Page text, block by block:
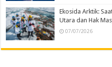
Ekosida Arktik:
Utara dan Hak
07/07/2026